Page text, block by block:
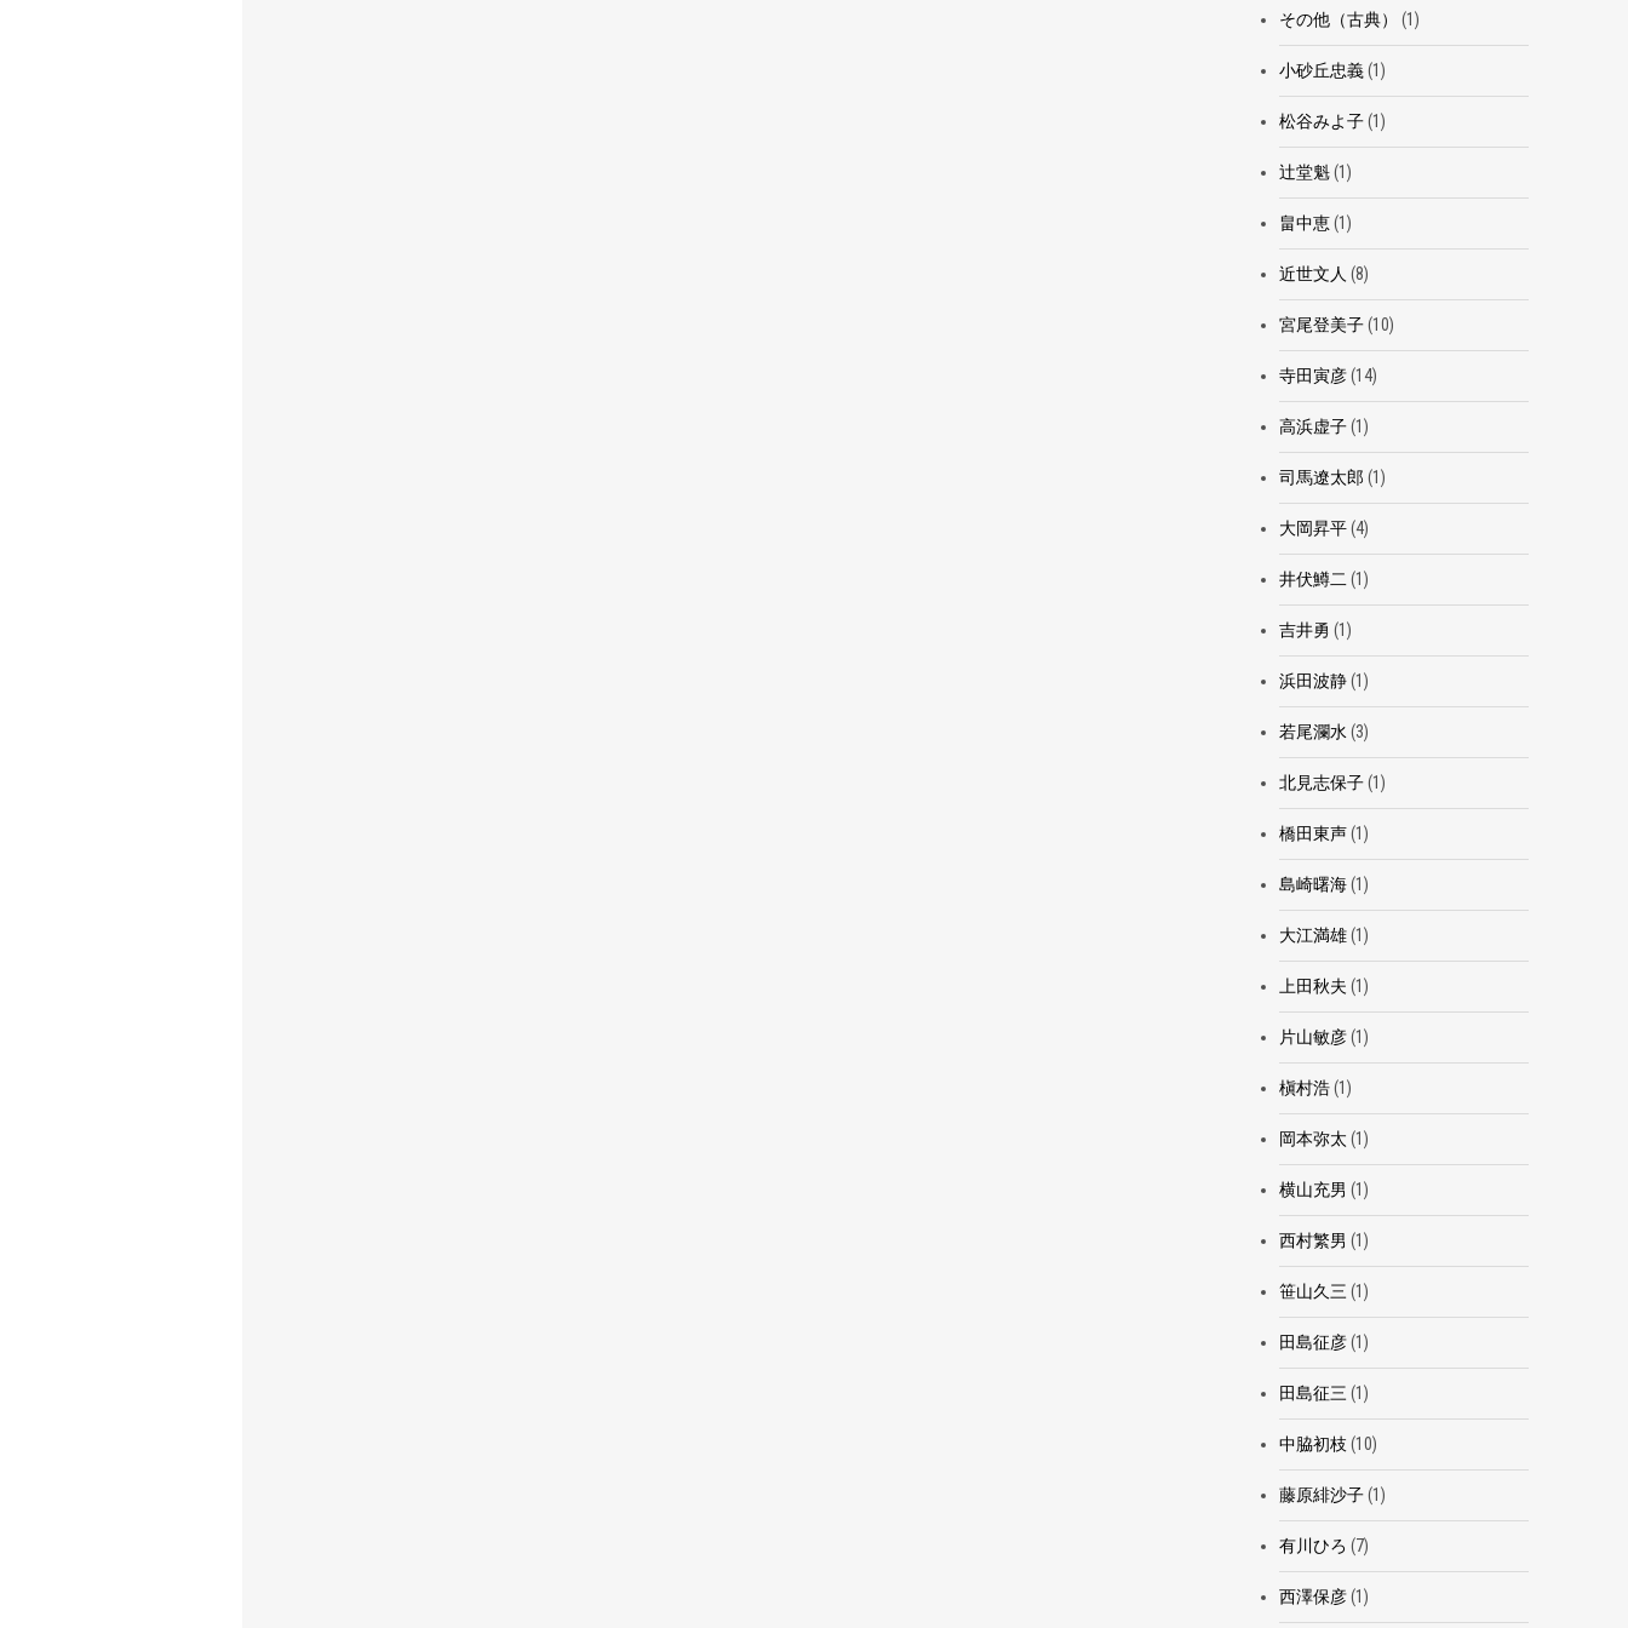
その他（古典） (1)
小砂丘忠義(1)
松谷みよ子(1)
辻堂魁(1)
畠中恵(1)
近世文人 (8)
宮尾登美子(10)
寺田寅彦(14)
高浜虚子(1)
司馬遼太郎 (1)
大岡昇平(4)
井伏鱒二 (1)
吉井勇 (1)
浜田波静(1)
若尾瀾水 (3)
北見志保子(1)
橋田東声(1)
島崎曙海(1)
大江満雄(1)
上田秋夫 (1)
片山敏彦(1)
槇村浩(1)
岡本弥太 (1)
横山充男 (1)
西村繁男 (1)
笹山久三 (1)
田島征彦(1)
田島征三 (1)
中脇初枝 (10)
藤原緋沙子(1)
有川ひろ (7)
西澤保彦(1)